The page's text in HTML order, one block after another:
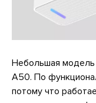
Небольшая
A50. По
потому что